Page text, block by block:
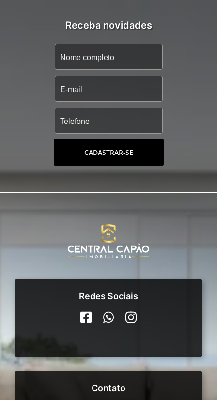
Receba novidades
CADASTRAR-SE
Redes Sociais
Contato